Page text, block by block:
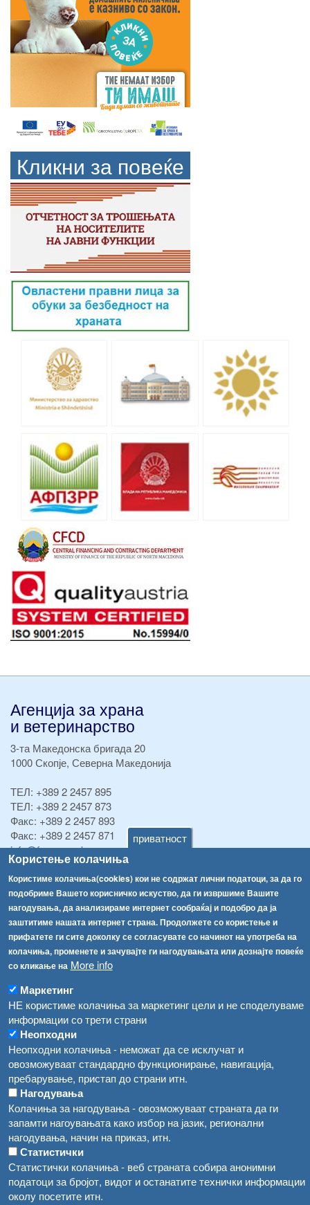
приватност
Користење колачиња
Користиме колачиња(cookies) кои не содржат лични податоци, за да го
подобриме Вашето корисничко искуство, да ги извршиме Вашите
нагодувања, да анализираме интернет сообраќај и подобро да ја
заштитиме нашата интернет страна. Продолжете со користење и
прифатете ги сите доколку се согласувате со начинот на употреба на
колачиња, променете и зачувајте ги нагодувањата или дознајте повеќе
со кликање на More info
Маркетинг
НЕ користиме колачиња за маркетинг цели и не споделуваме
информации со трети страни
Неопходни
Неопходни колачиња - неможат да се исклучат и
овозможуваат стандардно функционирање, навигација,
пребарување, пристап до страни итн.
Нагодувања
Колачиња за нагодувања - овозможуваат страната да ги
запамти нагоувањата како избор на јазик, регионални
нагодувања, начин на приказ, итн.
Статистички
Статистички колачиња - веб страната собира анонимни
податоци за бројот, видот и останатите технички информации
околу посетите итн.
Кликни за повеќе
Агенција за храна
и ветеринарство
3-та Македонска бригада 20
1000 Скопје, Северна Македонија
ТЕЛ: +389 2 2457 895
ТЕЛ: +389 2 2457 873
Факс: +389 2 2457 893
Факс: +389 2 2457 871
info@fva.gov.mk
[АХВ-претходна страна]
Соопштенија
Република Бугарија ги засили официјалните контроли при увоз на свежо овошје и зеленчук
Високите температури ризик од труење со храна, опасни се и за животните
Водата во Гостивар може да се користи како техничка, продолжува испораката на флаширана вода
Во Гостивар спроведени 70 вонредни контроли
Забраната за водата во Гостивар останува на сила, операторите да користат само технички безбедна вода
Навигација
Архива
Регистри
Обрасци
Огласи